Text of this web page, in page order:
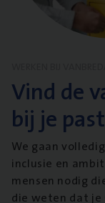
Vind de
bij je past
We gaan
inclusie en
mensen nodig
die weten dat